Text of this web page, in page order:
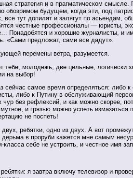
стратегия и в прагматическом смысле.
обозримом будущем, когда эти, под
все тут допилят и залягут по асьендам,
честные профессионалы — юристы,
Понадобятся и хорошие журналисты, и
«Сами предложат, сами все дадут».
перемены ветра, разумеется.
тебе, молодежь, две цельные, логически
на выбор!
сейчас самое время определяться: либо
либо к Путину в обслуживающий
чур без рефлексий, и как можно скорее,
и грязью можно успеть измазаться
не поспеть!
ребятки, одно из двух. А вот
дерьма в проруби кажется мне самым
класса себе не устроить, и честное имя
я завтра включу телевизор и